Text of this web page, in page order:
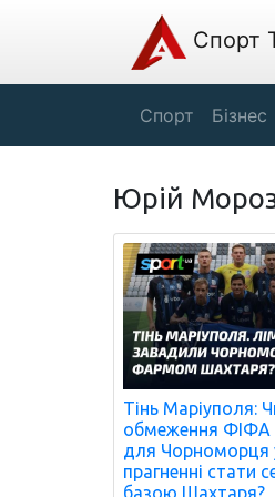
Спорт
Спорт Бізнес
Юрій
Тінь Маріуполя:
обмеження
для Чорноморця
прагненні стати
базою Шахтаря?